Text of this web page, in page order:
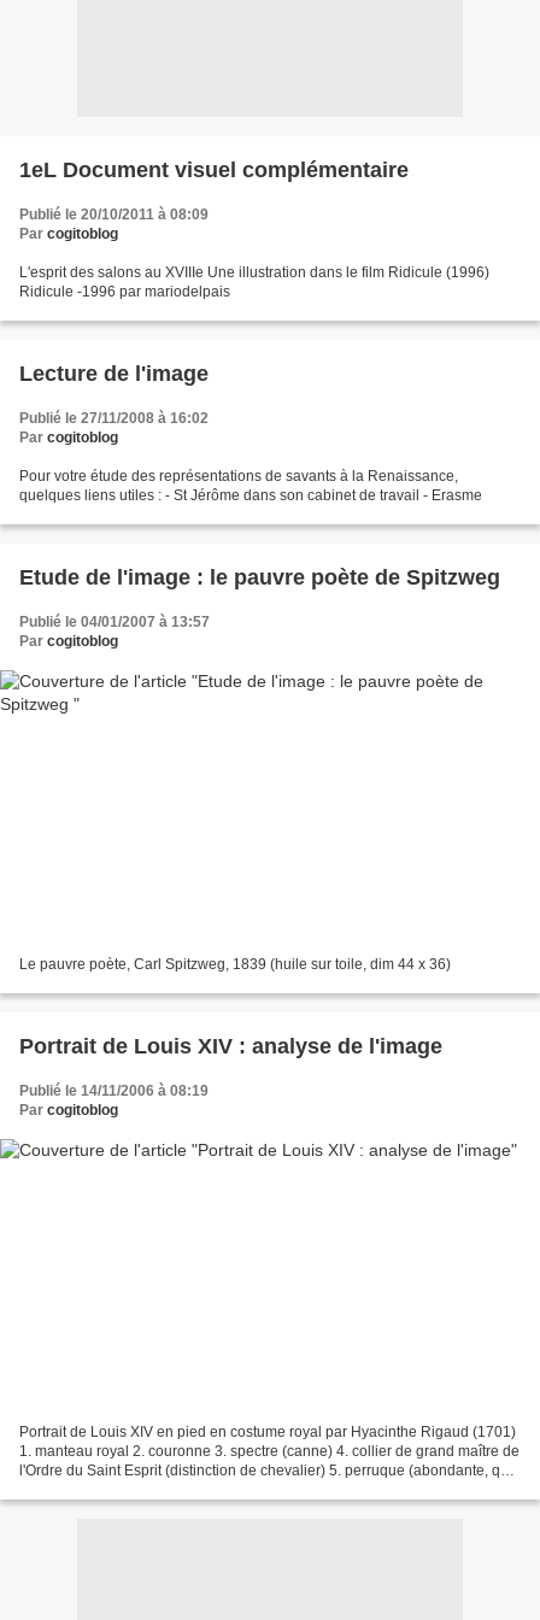
1eL Document visuel complémentaire
Publié le 20/10/2011 à 08:09
Par cogitoblog
L'esprit des salons au XVIIIe Une illustration dans le film Ridicule (1996)
Ridicule -1996 par mariodelpais
Lecture de l'image
Publié le 27/11/2008 à 16:02
Par cogitoblog
Pour votre étude des représentations de savants à la Renaissance,
quelques liens utiles : - St Jérôme dans son cabinet de travail - Erasme
Etude de l'image : le pauvre poète de Spitzweg
Publié le 04/01/2007 à 13:57
Par cogitoblog
Le pauvre poète, Carl Spitzweg, 1839 (huile sur toile, dim 44 x 36)
Portrait de Louis XIV : analyse de l'image
Publié le 14/11/2006 à 08:19
Par cogitoblog
Portrait de Louis XIV en pied en costume royal par Hyacinthe Rigaud (1701)
1. manteau royal 2. couronne 3. spectre (canne) 4. collier de grand maître de
l'Ordre du Saint Esprit (distinction de chevalier) 5. perruque (abondante, qui